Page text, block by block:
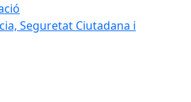
Seguretat Ciutadana i